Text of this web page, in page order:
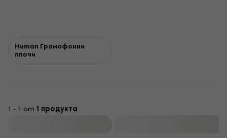
Human Грамофонни
плочи
1 - 1 от 1 продукта